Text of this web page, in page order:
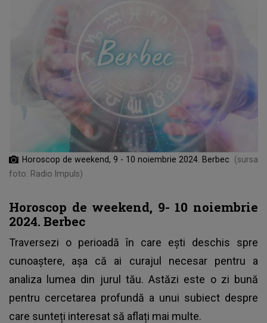
Horoscop de weekend, 9 - 10 noiembrie 2024. Berbec
(sursa
foto: Radio Impuls)
Horoscop de weekend, 9- 10 noiembrie
2024. Berbec
Traversezi o perioadă în care ești deschis spre
cunoaștere, așa că ai curajul necesar pentru a
analiza lumea din jurul tău. Astăzi este o zi bună
pentru cercetarea profundă a unui subiect despre
care sunteți interesat să aflați mai multe.